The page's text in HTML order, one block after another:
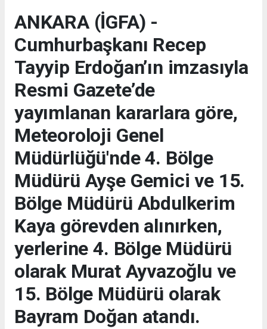
ANKARA (İGFA) -
Cumhurbaşkanı Recep
Tayyip Erdoğan’ın imzasıyla
Resmi Gazete’de
yayımlanan kararlara göre,
Meteoroloji Genel
Müdürlüğü'nde 4. Bölge
Müdürü Ayşe Gemici ve 15.
Bölge Müdürü Abdulkerim
Kaya görevden alınırken,
yerlerine 4. Bölge Müdürü
olarak Murat Ayvazoğlu ve
15. Bölge Müdürü olarak
Bayram Doğan atandı.